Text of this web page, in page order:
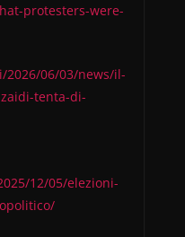
protesters-were-
06/03/news/il-
tenta-di-
12/05/elezioni-